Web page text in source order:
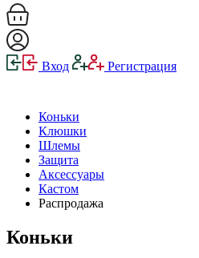
Вход Регистрация
Коньки
Клюшки
Шлемы
Защита
Аксессуары
Кастом
Распродажа
Коньки